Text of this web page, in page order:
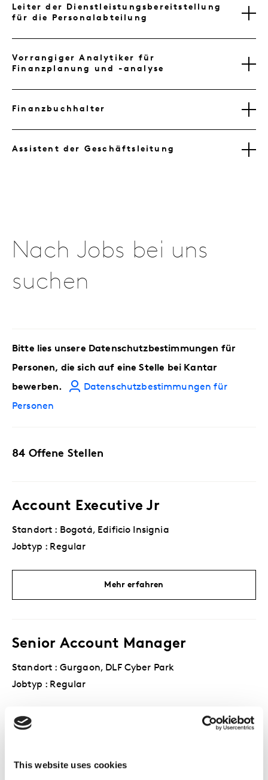
This website uses cookies
Leiter der Dienstleistungsbereitstellung
für die Personalabteilung
Vorrangiger Analytiker für
Finanzplanung und -analyse
Finanzbuchhalter
Assistent der Geschäftsleitung
Nach Jobs bei uns
suchen
Bitte lies unsere Datenschutzbestimmungen für
Personen, die sich auf eine Stelle bei Kantar
bewerben.
Datenschutzbestimmungen für
Personen
84 Offene Stellen
Account Executive Jr
Standort : Bogotá, Edificio Insignia
Jobtyp : Regular
Mehr erfahren
Senior Account Manager
Standort : Gurgaon, DLF Cyber Park
Jobtyp : Regular